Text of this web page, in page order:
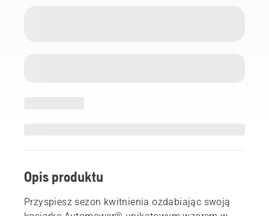
Opis produktu
Przyspiesz sezon kwitnienia ozdabiając swoją